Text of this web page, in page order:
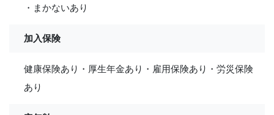
・まかないあり
加入保険
健康保険あり・厚生年金あり・雇用保険あり・労災保険
あり